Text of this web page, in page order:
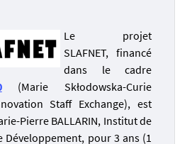
Le projet
SLAFNET, financé
dans le cadre
(Marie Skłodowska-Curie
Staff Exchange), est
Pierre BALLARIN, Institut de
Développement, pour 3 ans (1